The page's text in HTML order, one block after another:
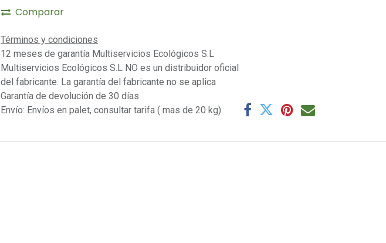
Comparar
Términos y condiciones
12 meses de garantía Multiservicios Ecológicos S.L
Multiservicios Ecológicos S.L NO es un distribuidor oficial
del fabricante. La garantía del fabricante no se aplica
Garantía de devolución de 30 días
Envío: Envíos en palet, consultar tarifa ( mas de 20 kg)